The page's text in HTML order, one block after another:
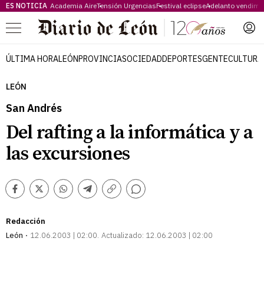
ES NOTICIA Academia AireTensión UrgenciasFestival eclipseAdelanto
Menú
ÚLTIMA HORALEÓNPROVINCIASOCIEDADDEPORTESGENTECULTURA
LEÓN
San Andrés
Del rafting a la informática y a
las excursiones
Facebook
TwitterWhatsappTelegram
Copiar
Comentarios
Redacción
León
12.06.2003 | 02:00 Actualizado: 12.06.2003 | 02:00